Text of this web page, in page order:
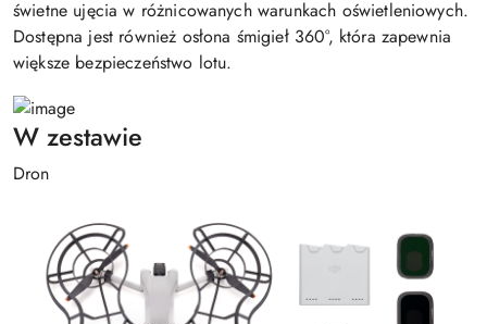
świetne ujęcia w różnicowanych warunkach oświetleniowych.
Dostępna jest również osłona śmigieł 360°, która zapewnia
większe bezpieczeństwo lotu.
W zestawie
Dron